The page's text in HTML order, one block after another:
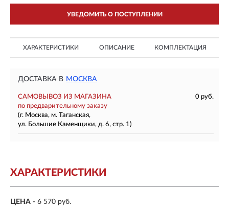
УВЕДОМИТЬ О ПОСТУПЛЕНИИ
ХАРАКТЕРИСТИКИ ОПИСАНИЕ КОМПЛЕКТАЦИЯ
ДОСТАВКА В МОСКВА
САМОВЫВОЗ ИЗ МАГАЗИНА
0 руб.
по предварительному заказу
(г. Москва, м. Таганская,
ул. Большие Каменщики, д. 6, стр. 1)
ХАРАКТЕРИСТИКИ
ЦЕНА - 6 570 руб.